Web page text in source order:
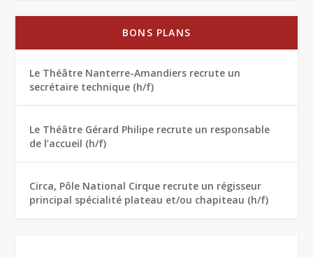
BONS PLANS
Le Théâtre Nanterre-Amandiers recrute un
secrétaire technique (h/f)
Le Théâtre Gérard Philipe recrute un responsable
de l’accueil (h/f)
Circa, Pôle National Cirque recrute un régisseur
principal spécialité plateau et/ou chapiteau (h/f)